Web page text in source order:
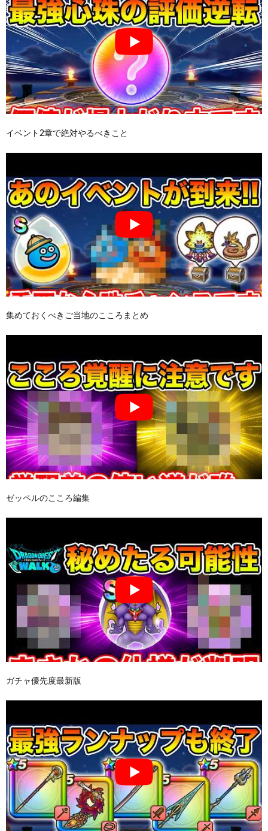
イベント2章で絶対やるべきこと
集めておくべきご当地のこころまとめ
ゼッペルのこころ編集
ガチャ優先度最新版